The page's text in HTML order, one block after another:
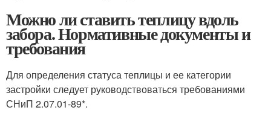
Можно ли ставить теплицу вдоль
забора. Нормативные документы и
требования
Для определения статуса теплицы и ее категории
застройки следует руководствоваться требованиями
СНиП 2.07.01-89*.